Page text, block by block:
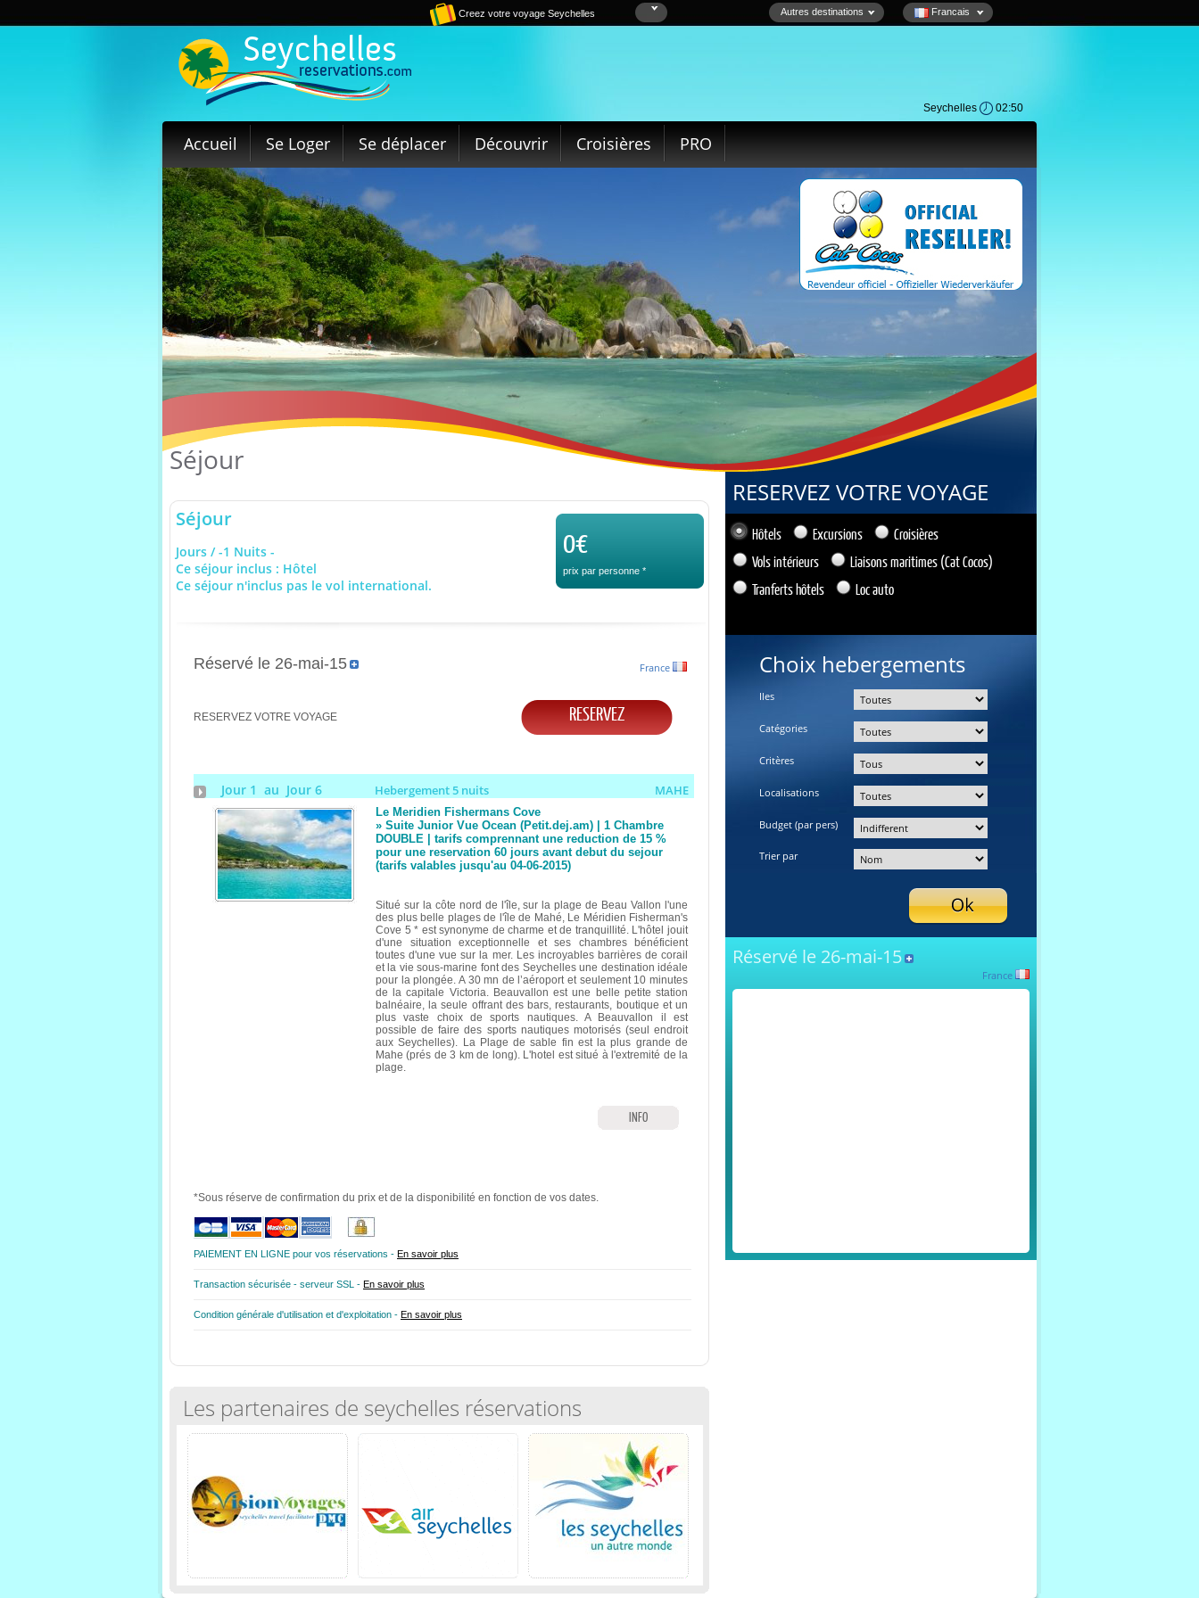
Creez votre voyage Seychelles Autres destinations Francais
Seychelles 02:50
Accueil Se Loger Se déplacer Découvrir Croisières PRO
Séjour
Séjour
Jours / -1 Nuits -
Ce séjour inclus : Hôtel
Ce séjour n'inclus pas le vol international.
0€
prix par personne *
Réservé le 26-mai-15 France
RESERVEZ VOTRE VOYAGE RESERVEZ
Jour 1 au Jour 6 Hebergement 5 nuits MAHE
Le Meridien Fishermans Cove
» Suite Junior Vue Ocean (Petit.dej.am) | 1 Chambre
DOUBLE | tarifs comprennant une reduction de 15 %
pour une reservation 60 jours avant debut du sejour
(tarifs valables jusqu'au 04-06-2015)
Situé sur la côte nord de l'île, sur la plage de Beau Vallon l'une
des plus belle plages de l'île de Mahé, Le Méridien Fisherman's
Cove 5 * est synonyme de charme et de tranquillité. L'hôtel jouit
d'une situation exceptionnelle et ses chambres bénéficient
toutes d'une vue sur la mer. Les incroyables barrières de corail
et la vie sous-marine font des Seychelles une destination idéale
pour la plongée. A 30 mn de l’aéroport et seulement 10 minutes
de la capitale Victoria. Beauvallon est une belle petite station
balnéaire, la seule offrant des bars, restaurants, boutique et un
plus vaste choix de sports nautiques. A Beauvallon il est
possible de faire des sports nautiques motorisés (seul endroit
aux Seychelles). La Plage de sable fin est la plus grande de
Mahe (prés de 3 km de long). L'hotel est situé à l'extremité de la
plage.
INFO
*Sous réserve de confirmation du prix et de la disponibilité en fonction de vos dates.
PAIEMENT EN LIGNE pour vos réservations - En savoir plus
Transaction sécurisée - serveur SSL - En savoir plus
Condition générale d'utilisation et d'exploitation - En savoir plus
Les partenaires de seychelles réservations
RESERVEZ VOTRE VOYAGE
Hôtels Excursions
Croisières
Vols intérieurs
Liaisons maritimes (Cat Cocos)
Tranferts hôtels
Loc auto
Choix hebergements
Iles
Catégories
Critères
Localisations
Budget (par pers)
Trier par
Réservé le 26-mai-15
France